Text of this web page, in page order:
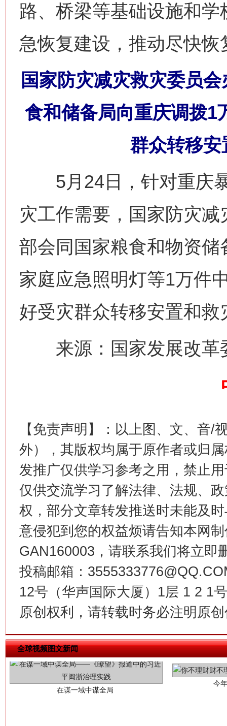
路、桥梁等基础设施和
急恢复建设，推动尽快
国家防灾减灾救灾委员
食和储备局向重庆调拨1
群众转移
5月24日，针对重庆暴
灾工作需要，国家防灾
部会同国家粮食和物资
家庭应急照明灯等1万件
好受灾群众转移安置和救
来源：国家发展改革
【免责声明】：以上图、文、音/
外），其版权均属于原作者或归
发推广仅供学习参考之用，禁止
仅供交流学习了解法律、法规、
权，部分文章转发推送时未能及
意侵犯到您的权益烦请告知本网
GAN160003，请联系我们将立即
投稿邮箱：
12号（华声国际大厦）1层 1 2 1
原创权利，请转载时务必注明原
全球视频图文新闻
这是一记警钟！ 谢
在谋一域中谋全局